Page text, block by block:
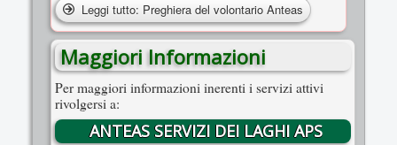
Leggi tutto: Preghiera del volontario Anteas
Maggiori Informazioni
Per maggiori informazioni inerenti i servizi attivi
rivolgersi a:
ANTEAS SERVIZI DEI LAGHI APS